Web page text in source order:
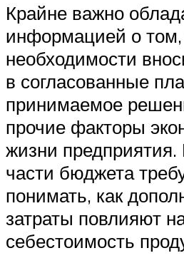
Крайне важно
информацией о том,
необходимости
в согласованные
принимаемое
прочие факторы
жизни
части бюджета
понимать, как
затраты повлияют
себестоимость